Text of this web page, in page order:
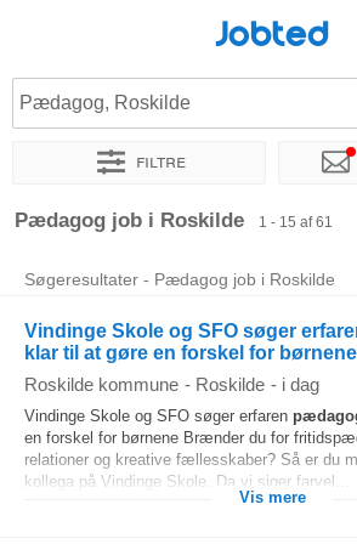
Jobted
Pædagog, Roskilde
Filtre
Sorter efter Præcist sted Virksomhed
Pædagog job i Roskilde 1 - 15 af 61
Søgeresultater - Pædagog job i Roskilde
Vindinge Skole og SFO søger
klar til at gøre en forskel for børnene
Roskilde kommune - Roskilde - i dag
Vindinge Skole og SFO søger erfaren
en forskel for børnene Brænder du for
relationer og kreative fællesskaber? Så er du
kollega på Vindinge Skole. Da vi siger farvel...
Vis mere